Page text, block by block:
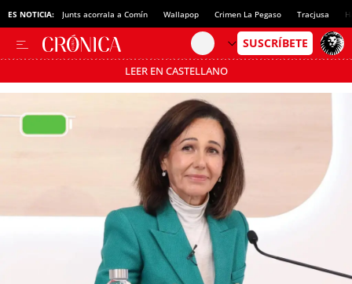
ES NOTICIA: Junts acorrala a Comín Wallapop Crimen La Pegaso Tracjusa
LEER EN CASTELLANO
Pásate al MODO AHORRO